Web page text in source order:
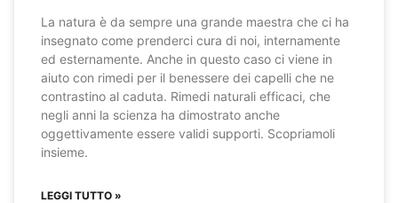
La natura è da sempre una grande maestra che ci ha
insegnato come prenderci cura di noi, internamente
ed esternamente. Anche in questo caso ci viene in
aiuto con rimedi per il benessere dei capelli che ne
contrastino al caduta. Rimedi naturali efficaci, che
negli anni la scienza ha dimostrato anche
oggettivamente essere validi supporti. Scopriamoli
insieme.
LEGGI TUTTO »